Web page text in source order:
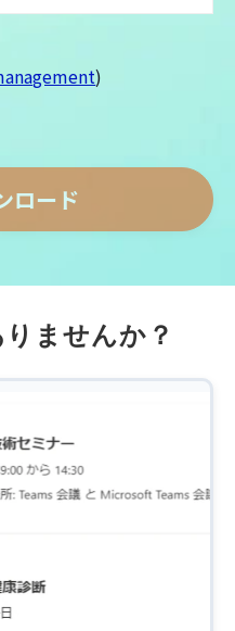
)
ませんか？